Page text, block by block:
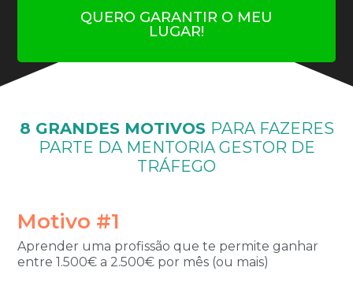
QUERO GARANTIR O MEU
LUGAR!
8 GRANDES MOTIVOS PARA FAZERES
PARTE DA MENTORIA GESTOR DE
TRÁFEGO
Motivo #1
Aprender uma profissão que te permite ganhar
entre 1.500€ a 2.500€ por mês (ou mais)